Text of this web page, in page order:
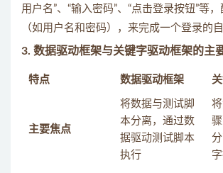
用户名”、“输入密码”、“点击登录按钮”等
（如用户名和密码），来完成一个登录的
3. 数据驱动框架与关键字驱动框架的主
特点 数据驱动框架
主要焦点
将数据与测试脚
本分离，通过数
据驱动测试脚本
执行